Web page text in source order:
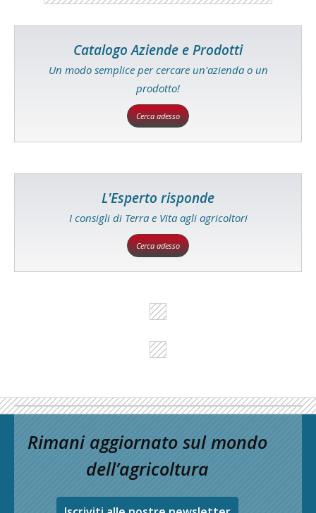
Catalogo Aziende e Prodotti
Un modo semplice per cercare un'azienda o un
prodotto!
Cerca adesso
L'Esperto risponde
I consigli di Terra e Vita agli agricoltori
Cerca adesso
Rimani aggiornato sul mondo
dell’agricoltura